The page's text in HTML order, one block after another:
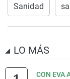
Sanidad
LO MÁS
CON EVA